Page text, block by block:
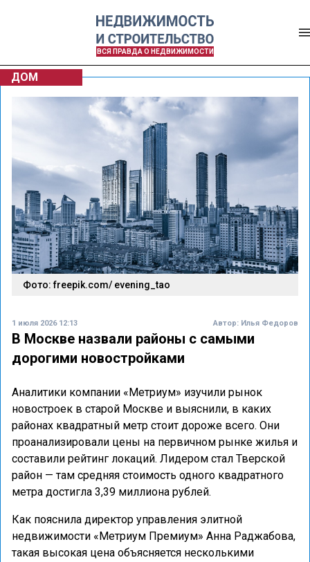
ВСЯ ПРАВДА О НЕДВИЖИМОСТИ
ДОМ
Фото: freepik.com/ evening_tao
1 июля 2026 12:13 Автор: Илья Федоров
В Москве назвали районы с самыми
дорогими новостройками
Аналитики компании «Метриум» изучили рынок
новостроек в старой Москве и выяснили, в каких
районах квадратный метр стоит дороже всего. Они
проанализировали цены на первичном рынке жилья и
составили рейтинг локаций. Лидером стал Тверской
район — там средняя стоимость одного квадратного
метра достигла 3,39 миллиона рублей.
Как пояснила директор управления элитной
недвижимости «Метриум Премиум» Анна Раджабова,
такая высокая цена объясняется несколькими